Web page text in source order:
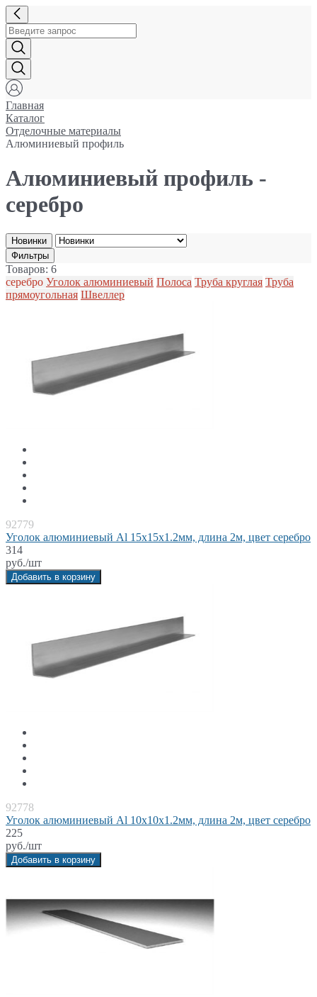
Главная
Каталог
Отделочные материалы
Алюминиевый профиль
Алюминиевый профиль -
серебро
Новинки
Фильтры
Товаров: 6
серебро Уголок алюминиевый Полоса Труба круглая Труба
прямоугольная Швеллер
92779
Уголок алюминиевый Al 15x15x1.2мм, длина 2м, цвет серебро
314
руб./шт
Добавить в корзину
92778
Уголок алюминиевый Al 10x10x1.2мм, длина 2м, цвет серебро
225
руб./шт
Добавить в корзину